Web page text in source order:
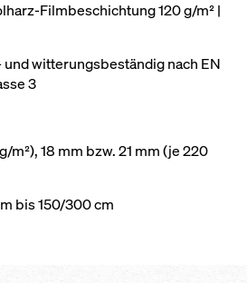
Filmbeschichtung 120 g/m² |
witterungsbeständig nach EN
3
m²), 18 mm bzw. 21 mm (je 220
bis 150/300 cm